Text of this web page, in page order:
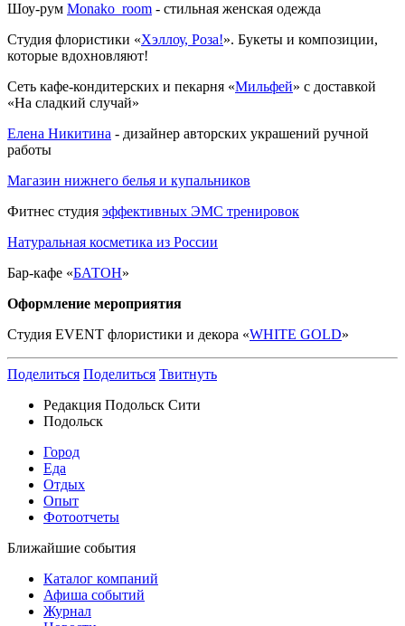
Шоу-рум Monako_room - стильная женская одежда
Студия флористики «Хэллоу, Роза!». Букеты и композиции,
которые вдохновляют!
Сеть кафе-кондитерских и пекарня «Мильфей» с доставкой
«На сладкий случай»
Елена Никитина - дизайнер авторских украшений ручной
работы
Магазин нижнего белья и купальников
Фитнес студия эффективных ЭМС тренировок
Натуральная косметика из России
Бар-кафе «БАТОН»
Оформление мероприятия
Студия EVENT флористики и декора «WHITE GOLD»
Поделиться Поделиться Твитнуть
Редакция Подольск Сити
Подольск
Город
Еда
Отдых
Опыт
Фотоотчеты
Ближайшие события
Каталог компаний
Афиша событий
Журнал